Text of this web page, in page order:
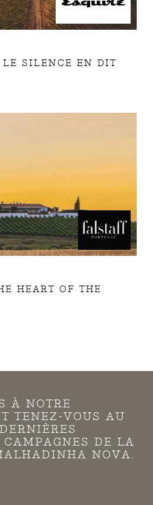
SILENCE EN DIT
HEART OF THE
À NOTRE
TENEZ-VOUS AU
DE LA
NOVA.